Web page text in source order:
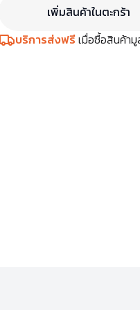
เพิ่มสินค้าในตะกร้า
บริการส่งฟรีเมื่อซื้อสินค้า